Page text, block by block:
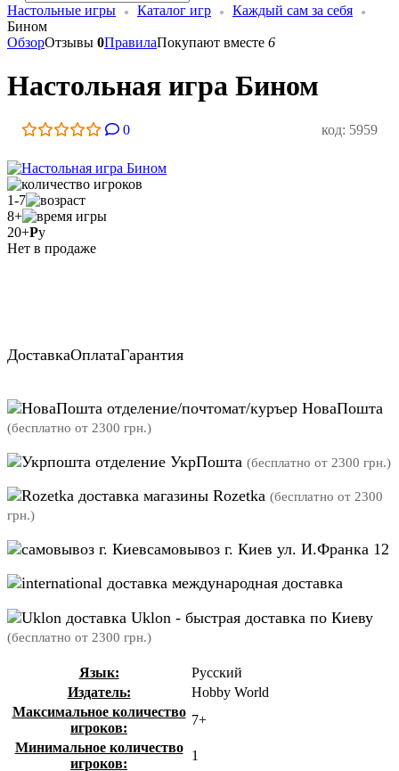
Настольные игры Каталог игр
Каждый сам за себя
Бином
ОбзорОтзывы 0ПравилаПокупают вместе 6
Настольная игра Бином
0 код: 5959
1-7
8+
20+Ру
Нет в продаже
ДоставкаОплатаГарантия
отделение/почтомат/куръер НоваПошта
(бесплатно от 2300 грн.)
отделение УкрПошта (бесплатно от 2300 грн.)
магазины Rozetka (бесплатно от 2300
грн.)
самовывоз г. Киев ул. И.Франка 12
международная доставка
Uklon - быстрая доставка по Киеву
(бесплатно от 2300 грн.)
Язык:
Русский
Издатель:
Hobby World
Максимальное количество
игроков:
7+
Минимальное количество
игроков:
1